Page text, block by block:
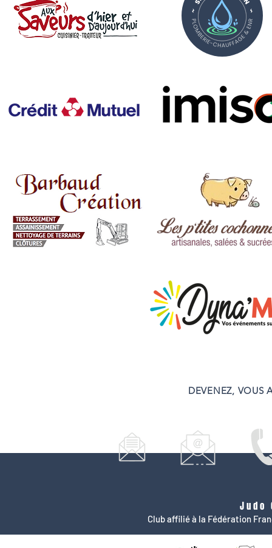
DEVENEZ, VOUS
Judo
Club affilié à la Fédération